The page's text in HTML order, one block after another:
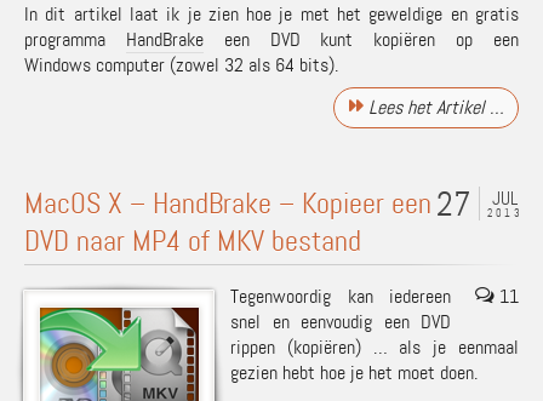
In dit artikel laat ik je zien hoe je met het geweldige en gratis
programma HandBrakeeen DVD kunt kopiëren op een
Windows computer (zowel 32 als 64 bits).
Lees het Artikel …
JUL
2013
27
MacOS X – HandBrake – Kopieer een
DVD naar MP4 of MKV bestand
11
Tegenwoordig kan iedereen
snel en eenvoudig een DVD
rippen (kopiëren) … als je eenmaal
gezien hebt hoe je het moet doen.